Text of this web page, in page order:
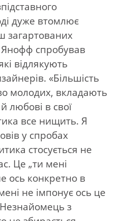
дуже втомлює
загартованих
Янофф спробував
відлякують
«Більшість
молодих, вкладають
любові в свої
все нищить. Я
у спробах
стосується не
Це „ти мені
ось конкретно в
не імпонує ось це
Незнайомець з